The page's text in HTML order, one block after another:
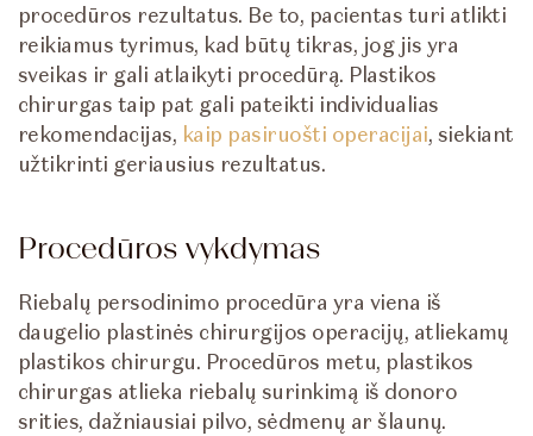
procedūros rezultatus. Be to, pacientas turi atlikti
reikiamus tyrimus, kad būtų tikras, jog jis yra
sveikas ir gali atlaikyti procedūrą. Plastikos
chirurgas taip pat gali pateikti individualias
rekomendacijas, kaip pasiruošti operacijai, siekiant
užtikrinti geriausius rezultatus.
Procedūros vykdymas
Riebalų persodinimo procedūra yra viena iš
daugelio plastinės chirurgijos operacijų, atliekamų
plastikos chirurgu. Procedūros metu, plastikos
chirurgas atlieka riebalų surinkimą iš donoro
srities, dažniausiai pilvo, sėdmenų ar šlaunų.